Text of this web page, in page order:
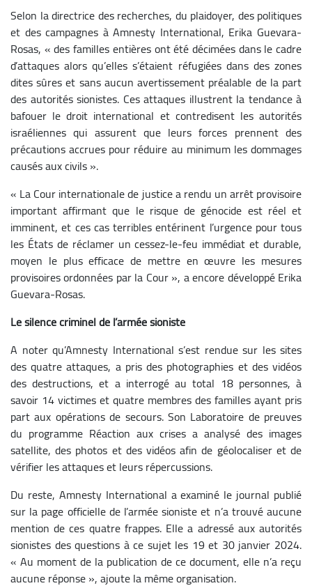
Selon la directrice des recherches, du plaidoyer, des politiques
et des campagnes à Amnesty International, Erika Guevara-
Rosas, « des familles entières ont été décimées dans le cadre
d’attaques alors qu’elles s’étaient réfugiées dans des zones
dites sûres et sans aucun avertissement préalable de la part
des autorités sionistes. Ces attaques illustrent la tendance à
bafouer le droit international et contredisent les autorités
israéliennes qui assurent que leurs forces prennent des
précautions accrues pour réduire au minimum les dommages
causés aux civils ».
« La Cour internationale de justice a rendu un arrêt provisoire
important affirmant que le risque de génocide est réel et
imminent, et ces cas terribles entérinent l’urgence pour tous
les États de réclamer un cessez-le-feu immédiat et durable,
moyen le plus efficace de mettre en œuvre les mesures
provisoires ordonnées par la Cour », a encore développé Erika
Guevara-Rosas.
Le silence criminel de l’armée sioniste
A noter qu’Amnesty International s’est rendue sur les sites
des quatre attaques, a pris des photographies et des vidéos
des destructions, et a interrogé au total 18 personnes, à
savoir 14 victimes et quatre membres des familles ayant pris
part aux opérations de secours. Son Laboratoire de preuves
du programme Réaction aux crises a analysé des images
satellite, des photos et des vidéos afin de géolocaliser et de
vérifier les attaques et leurs répercussions.
Du reste, Amnesty International a examiné le journal publié
sur la page officielle de l’armée sioniste et n’a trouvé aucune
mention de ces quatre frappes. Elle a adressé aux autorités
sionistes des questions à ce sujet les 19 et 30 janvier 2024.
« Au moment de la publication de ce document, elle n’a reçu
aucune réponse », ajoute la même organisation.